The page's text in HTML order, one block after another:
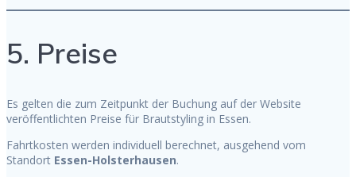
5. Preise
Es gelten die zum Zeitpunkt der Buchung auf der Website
veröffentlichten Preise für Brautstyling in Essen.
Fahrtkosten werden individuell berechnet, ausgehend vom
Standort Essen-Holsterhausen.